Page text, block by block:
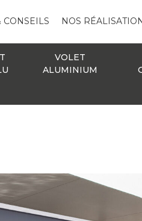
CONSEILS NOS
VOLET
ALUMINIUM